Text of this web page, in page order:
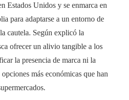
Estados Unidos y se enmarca en
para adaptarse a un entorno de
cautela. Según explicó la
ofrecer un alivio tangible a los
la presencia de marca ni la
más económicas que han